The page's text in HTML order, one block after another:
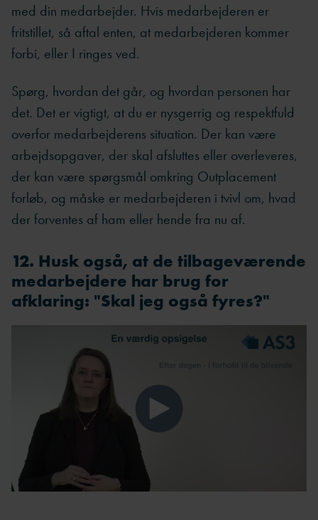
med din medarbejder. Hvis medarbejderen er
fritstillet, så aftal enten, at medarbejderen kommer
forbi, eller I ringes ved.
Spørg, hvordan det går, og hvordan personen har
det. Det er vigtigt, at du er nysgerrig og respektfuld
overfor medarbejderens situation. Der kan være
arbejdsopgaver, der skal afsluttes eller overleveres,
der kan være spørgsmål omkring Outplacement
forløb, og måske er medarbejderen i tvivl om, hvad
der forventes af ham eller hende fra nu af.
12. Husk også, at de tilbageværende
medarbejdere har brug for
afklaring: "Skal jeg også fyres?"